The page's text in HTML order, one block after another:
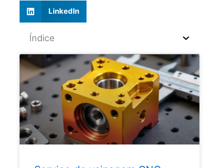
LinkedIn
Índice